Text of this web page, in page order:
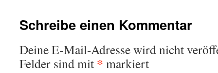
Schreibe einen Kommentar
Deine E-Mail-Adresse wird nicht
Felder sind mit * markiert